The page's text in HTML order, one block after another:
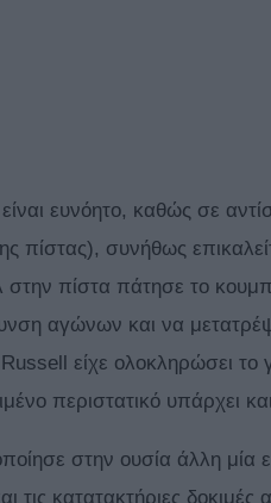
ευνόητο, καθώς σε
πίστας), συνήθως
στην πίστα πάτησε το
αγώνων και να
είχε ολοκληρώσει
περιστατικό υπάρχει
στην ουσία άλλη
τις κατατακτήριες